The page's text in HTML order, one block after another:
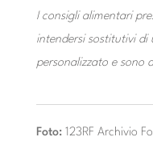
I consigli alimentari
intendersi sostitutivi di
personalizzato e sono
Foto:123RF Archivio